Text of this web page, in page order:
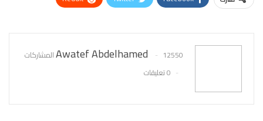
Awatef Abdelhamed
12550 المشاركات
0 تعليقات